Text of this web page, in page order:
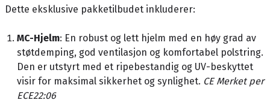
Dette eksklusive pakketilbudet inkluderer:
MC-Hjelm: En robust og lett hjelm med en høy grad av
støtdemping, god ventilasjon og komfortabel polstring.
Den er utstyrt med et ripebestandig og UV-beskyttet
visir for maksimal sikkerhet og synlighet. CE Merket per
ECE22:06